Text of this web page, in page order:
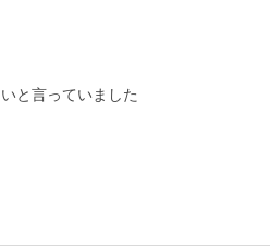
と言っていました